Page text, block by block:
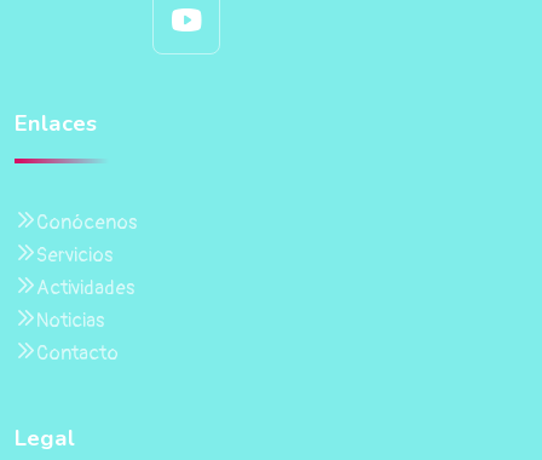
Enlaces
Conócenos
Servicios
Actividades
Noticias
Contacto
Legal